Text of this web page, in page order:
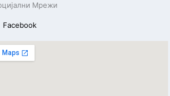
Мрежи
Facebook